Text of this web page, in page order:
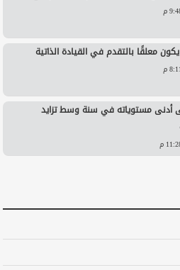
معلقًا بالتقدم في القيادة الذاتية
أدنى مستوياته في سنة وسط تزايد